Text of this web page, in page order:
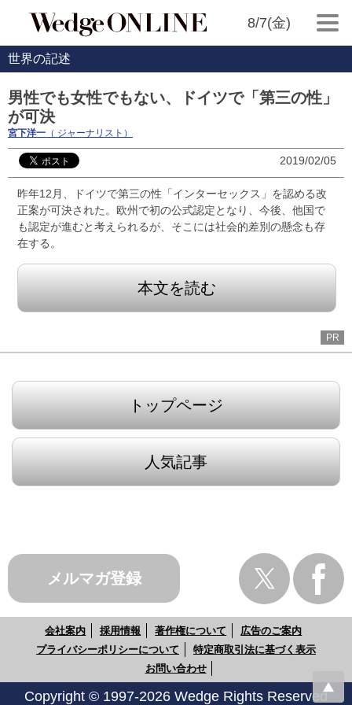
8/7(金)
世界の記述
男性でも女性でもない、ドイツで「第三の性」
が可決
宮下洋一 （ ジャーナリスト）
2019/02/05
昨年12月、ドイツで第三の性「インターセックス」を認める改
正案が可決された。欧州で初の公式認定となり、今後、他国で
も認定が進むと考えられるが、そこには社会的差別の懸念も存
在する。
本文を読む
PR
トップページ
人気記事
メルマガ登録
会社案内 採用情報 著作権について
広告のご案内
プライバシーポリシーについて
特定商取引法に基づく表示
お問い合わせ
Copyright © 1997-2026 Wedge Rights Reserved